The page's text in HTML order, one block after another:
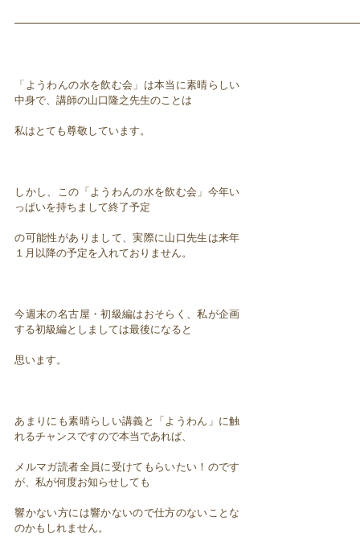
「ようわんの水を飲む会」は本当に素晴らしい
中身で、講師の山口隆之先生のことは
私はとても尊敬しています。
しかし、この「ようわんの水を飲む会」今年い
っぱいを持ちまして終了予定
の可能性がありまして、実際に山口先生は来年
１月以降の予定を入れておりません。
今週末の名古屋・初級編はおそらく、私が企画
する初級編としましては最後になると
思います。
あまりにも素晴らしい講義と「ようわん」に触
れるチャンスですので本当であれば、
メルマガ読者全員に受けてもらいたい！のです
が、私が何度お知らせしても
響かない方には響かないので仕方のないことな
のかもしれません。